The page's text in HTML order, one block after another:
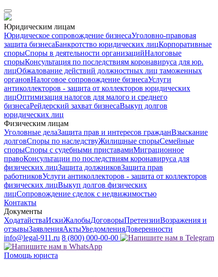
Юридическим лицам
Юридическое сопровождение бизнесаУголовно-правовая
защита бизнесаБанкротство юридических лицКорпоративные
спорыСпоры в деятельности организацийНалоговые
спорыКонсультация по последствиям коронавируса для юр.
лицОбжалование действий должностных лиц таможенных
органовНалоговое сопровождение бизнесаУслуги
антиколлекторов - защита от коллекторов юридических
лицОптимизация налогов для малого и среднего
бизнесаРейдерский захват бизнесаВыкуп долгов
юридических лиц
Физическим лицам
Уголовные делаЗащита прав и интересов гражданВзыскание
долговСпоры по наследствуЖилищные спорыСемейные
спорыСпоры с судебными приставамиМиграционное
правоКонсультации по последствиям коронавируса для
физических лицЗащита должниковЗащита прав
работниковУслуги антиколлекторов - защита от коллекторов
физических лицВыкуп долгов физических
лицСопровождение сделок с недвижимостью
Контакты
Документы
ХодатайстваИскиЖалобыДоговорыПретензииВозражения и
отзывыЗаявленияАктыУведомленияДоверенности
info@legal-911.ru 8 (800) 000-00-00
Помощь юриста